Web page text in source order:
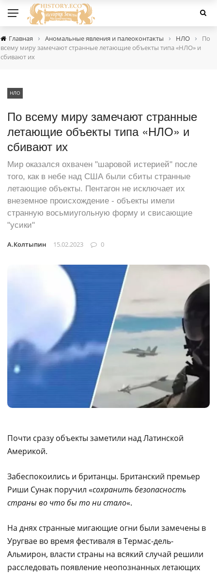
Главная › Аномальные явления и палеоконтакты › НЛО ›
По
всему миру замечают странные летающие объекты типа «НЛО» и
сбивают их
НЛО
По всему миру замечают странные
летающие объекты типа «НЛО» и
сбивают их
Мир оказался охвачен "шаровой истерией" после
того, как в небе над США были сбиты странные
летающие объекты. Пентагон не исключает их
внеземное происхождение - объекты имели
странную восьмиугольную форму и свисающие
"усики"
А.Колтыпин 15.02.2023 0
Почти сразу объекты заметили над Латинской
Америкой.
Забеспокоились и британцы. Британский премьер
Риши Сунак поручил «сохранить безопасность
страны во что бы то ни стало«.
На днях странные мигающие огни были замечены в
Уругвае во время фестиваля в Термас-дель-
Альмирон, власти страны на всякий случай решили
расследовать появление неопознанных летающих